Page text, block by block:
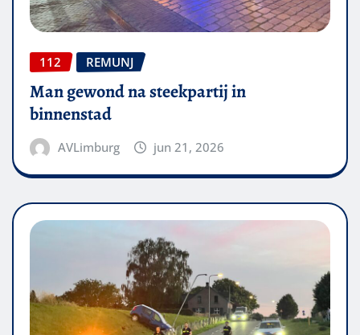
112 REMUNJ
Man gewond na steekpartij in
binnenstad
AVLimburg jun 21, 2026